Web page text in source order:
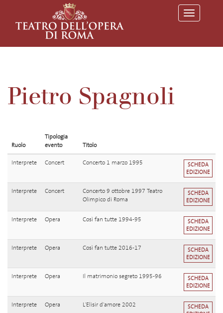
T
o
l
Pietro Spagnoli
Ruolo
Tipologia
evento
Titolo
Interprete Concert Concerto 1 marzo 1995
SCHEDA
EDIZIONE
Interprete Concert
Concerto 9 ottobre 1997 Teatro
Olimpico di Roma
SCHEDA
EDIZIONE
Interprete Opera Così fan tutte 1994-95
SCHEDA
EDIZIONE
Interprete Opera Così fan tutte 2016-17
SCHEDA
EDIZIONE
Interprete Opera Il matrimonio segreto 1995-96
SCHEDA
EDIZIONE
Interprete Opera L'Elisir d'amore 2002
SCHEDA